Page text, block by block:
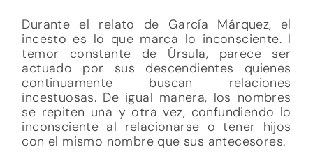
Durante el relato de García Márquez, el
incesto es lo que marca lo inconsciente. l
temor constante de Úrsula, parece ser
actuado por sus descendientes quienes
continuamente buscan relaciones
incestuosas. De igual manera, los nombres
se repiten una y otra vez, confundiendo lo
inconsciente al relacionarse o tener hijos
con el mismo nombre que sus antecesores.